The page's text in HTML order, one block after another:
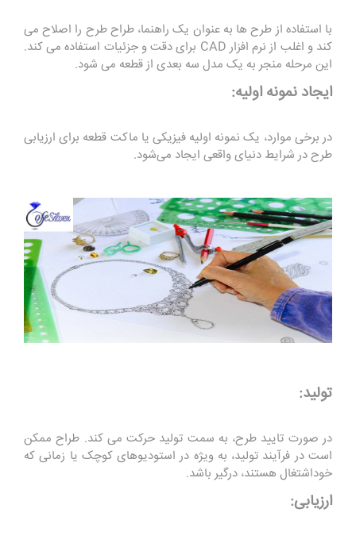
با استفاده از طرح ها به عنوان یک راهنما، طراح طرح را اصلاح می
کند و اغلب از نرم افزار CAD برای دقت و جزئیات استفاده می کند.
این مرحله منجر به یک مدل سه بعدی از قطعه می شود.
ایجاد نمونه اولیه:
در برخی موارد، یک نمونه اولیه فیزیکی یا ماکت قطعه برای ارزیابی
طرح در شرایط دنیای واقعی ایجاد می‌شود.
تولید:
در صورت تایید طرح، به سمت تولید حرکت می کند. طراح ممکن
است در فرآیند تولید، به ویژه در استودیوهای کوچک یا زمانی که
خوداشتغال هستند، درگیر باشد.
ارزیابی: